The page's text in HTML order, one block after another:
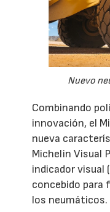
Nuevo
Combinando
innovación, el
nueva
Michelin Visual
indicador visual
concebido para
los neumáticos.